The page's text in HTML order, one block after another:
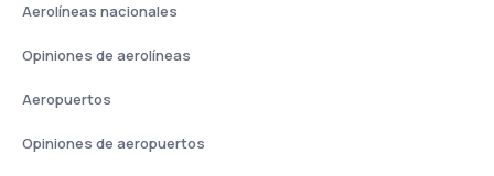
Aerolíneas nacionales
Opiniones de aerolíneas
Aeropuertos
Opiniones de aeropuertos